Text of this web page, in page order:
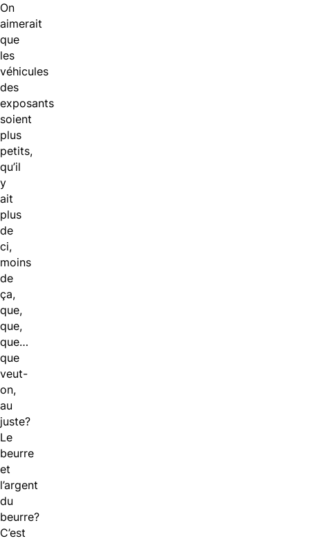
On
aimerait
que
les
véhicules
des
exposants
soient
plus
petits,
qu’il
y
ait
plus
de
ci,
moins
de
ça,
que,
que,
que…
que
veut-
on,
au
juste?
Le
beurre
et
l’argent
du
beurre?
C’est